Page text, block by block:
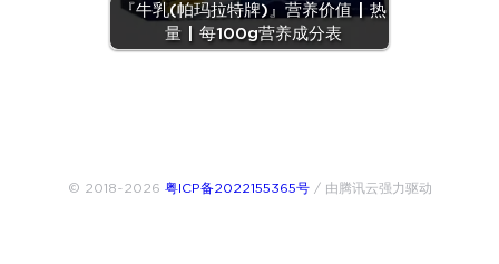
『牛乳(帕玛拉特牌)』营养价值 | 热
量 | 每100g营养成分表
© 2018~2026 粤ICP备2022155365号/ 由腾讯云强力驱动